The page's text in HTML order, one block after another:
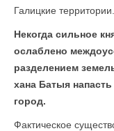
Галицкие территории.
Некогда сильное
ослаблено
разделением
хана Батыя
город.
Фактическое